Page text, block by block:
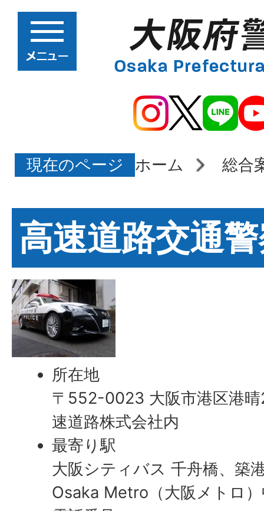
現在のページ ホーム 総合
高速道路交通
所在地
〒552-0023 大阪市港区港晴
速道路株式会社内
最寄り駅
大阪シティバス 千舟橋、築
Osaka Metro（大阪メトロ